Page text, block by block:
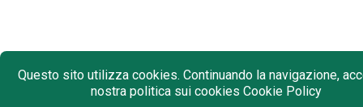
Questo sito utilizza cookies. Continuando la navigazione,
nostra politica sui cookies Cookie Policy